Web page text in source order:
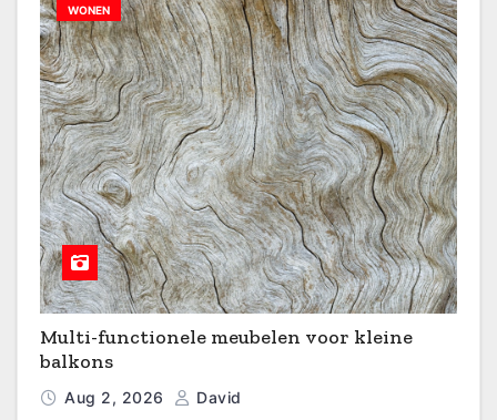
WONEN
Multi-functionele meubelen voor kleine
balkons
Aug 2, 2026 David